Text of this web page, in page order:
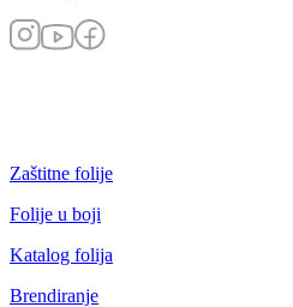
Zaštitne folije
Folije u boji
Katalog folija
Brendiranje